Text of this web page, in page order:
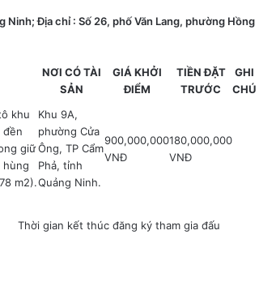
Ninh; Địa chỉ : Số 26, phố Văn Lang, phường Hồng
NƠI CÓ TÀI
SẢN
GIÁ KHỞI
ĐIỂM
TIỀN ĐẶT
TRƯỚC
GHI
CHÚ
khu
đền
giữ
hùng
m2).
Khu 9A,
phường Cửa
Ông, TP Cẩm
Phả, tỉnh
Quảng Ninh.
900,000,000
VNĐ
180,000,000
VNĐ
Thời gian kết thúc đăng ký tham gia đấu